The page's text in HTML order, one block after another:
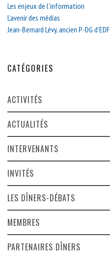
Les enjeux de l’information
L’avenir des médias
Jean-Bernard Lévy, ancien P-DG d’EDF
CATÉGORIES
ACTIVITÉS
ACTUALITÉS
INTERVENANTS
INVITÉS
LES DÎNERS-DÉBATS
MEMBRES
PARTENAIRES DÎNERS